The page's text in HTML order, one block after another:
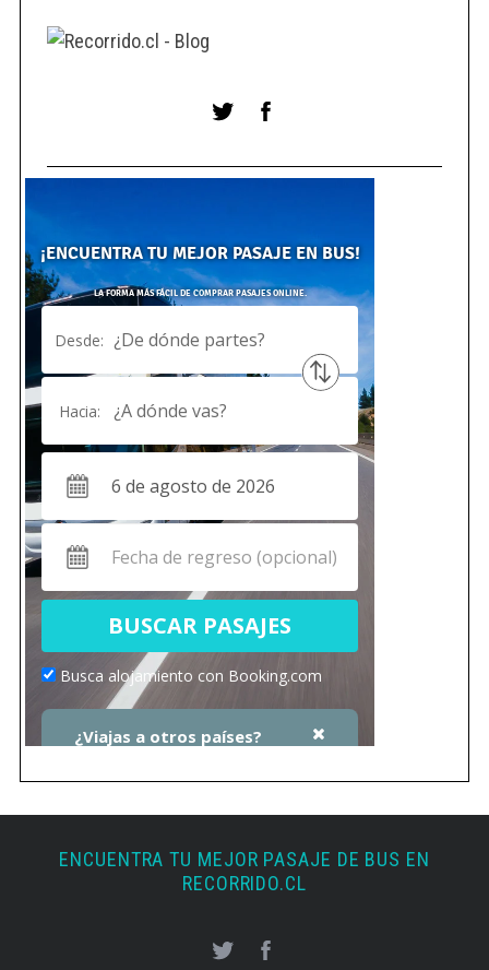
ENCUENTRA TU MEJOR PASAJE DE BUS EN
RECORRIDO.CL